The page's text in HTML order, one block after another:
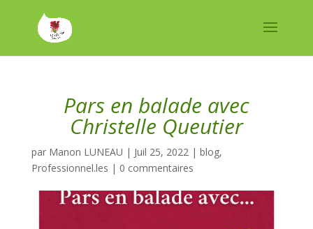
Pars en balade avec
Christelle Queutier
par Manon LUNEAU | Juil 25, 2022| blog,
Professionnel.les | 0 commentaires